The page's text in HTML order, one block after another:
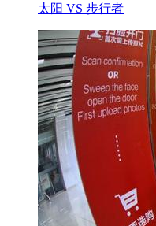
太阳 VS 步行者